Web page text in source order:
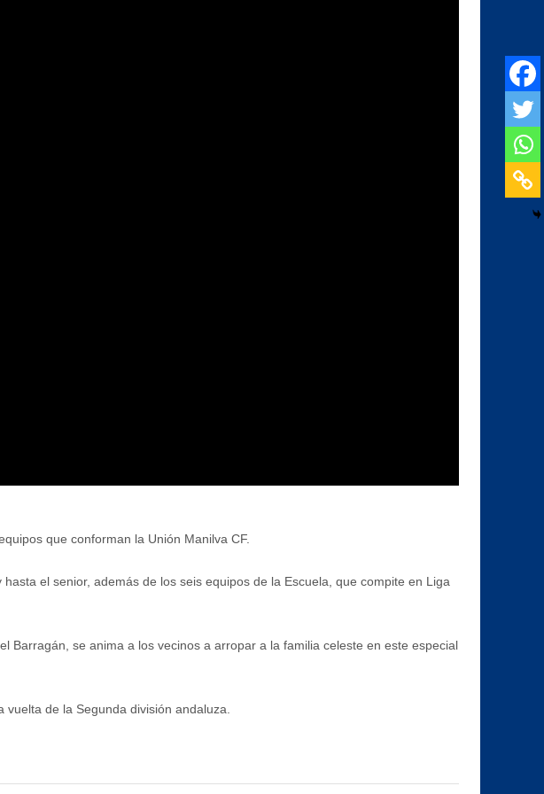
que conforman la Unión Manilva CF.
el senior, además de los seis equipos de la Escuela, que compite en Liga
Barragán, se anima a los vecinos a arropar a la familia celeste en este especial
de la Segunda división andaluza.